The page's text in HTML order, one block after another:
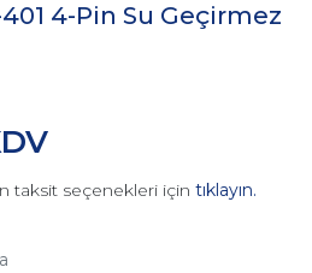
4-Pin Su Geçirmez
taksit seçenekleri için tıklayın.